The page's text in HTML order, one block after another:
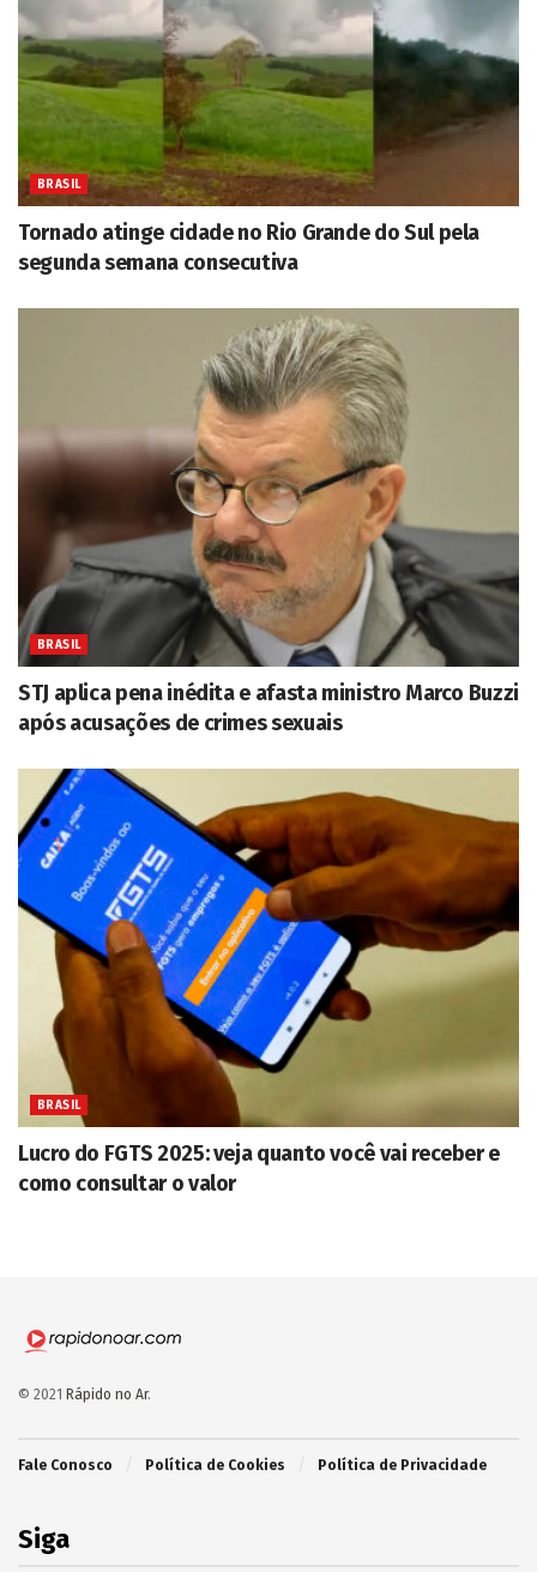
BRASIL
Tornado atinge cidade no Rio Grande do Sul pela
segunda semana consecutiva
BRASIL
STJ aplica pena inédita e afasta ministro Marco Buzzi
após acusações de crimes sexuais
BRASIL
Lucro do FGTS 2025: veja quanto você vai receber e
como consultar o valor
© 2021 Rápido no Ar.
Fale Conosco Política de Cookies Política de Privacidade
Siga